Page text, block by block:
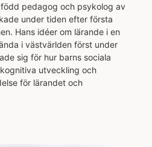
pedagog och psykolog av
under tiden efter första
Hans idéer om lärande i en
i västvärlden först under
sig för hur barns sociala
utveckling och
för lärandet och